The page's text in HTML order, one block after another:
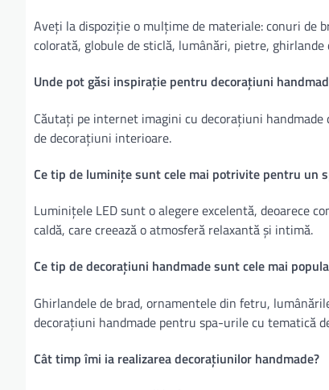
Aveți la dispoziție o mulțime de materiale: conuri de
colorată, globule de sticlă, lumânări, pietre,
Unde pot găsi inspirație pentru decorațiuni
Căutați pe internet imagini cu decorațiuni
de decorațiuni interioare.
Ce tip de luminițe sunt cele mai potrivite pentru un
Luminițele LED sunt o alegere excelentă, deoarece
caldă, care creează o atmosferă relaxantă și intimă.
Ce tip de decorațiuni handmade sunt cele mai
Ghirlandele de brad, ornamentele din fetru,
decorațiuni handmade pentru spa-urile cu tematică
Cât timp îmi ia realizarea decorațiunilor handmade?